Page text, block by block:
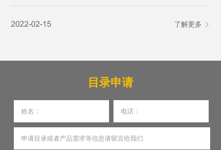
产作业需求。
2022-02-15 了解更多
琐
目录申请